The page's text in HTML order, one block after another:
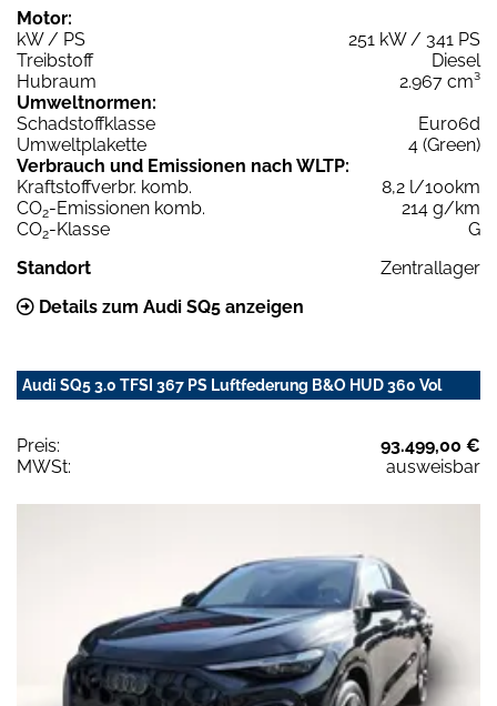
Motor:
kW / PS
251 kW / 341 PS
Treibstoff
Diesel
Hubraum
2.967 cm³
Umweltnormen:
Schadstoffklasse
Euro6d
Umweltplakette
4 (Green)
Verbrauch und Emissionen nach WLTP:
Kraftstoffverbr. komb.
8,2 l/100km
CO2-Emissionen komb.
214 g/km
CO2-Klasse
G
Standort
Zentrallager
Details zum Audi SQ5 anzeigen
Audi SQ5 3.0 TFSI 367 PS Luftfederung B&O HUD 360 Vol
Preis:
93.499,00 €
MWSt:
ausweisbar